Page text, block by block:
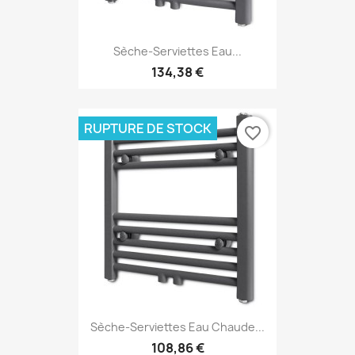
Sèche-Serviettes Eau...
134,38 €
Sèche-Serviettes Eau Chaude...
108,86 €
RUPTURE DE STOCK favorite_border